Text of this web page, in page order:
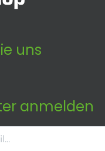
uns
anmelden